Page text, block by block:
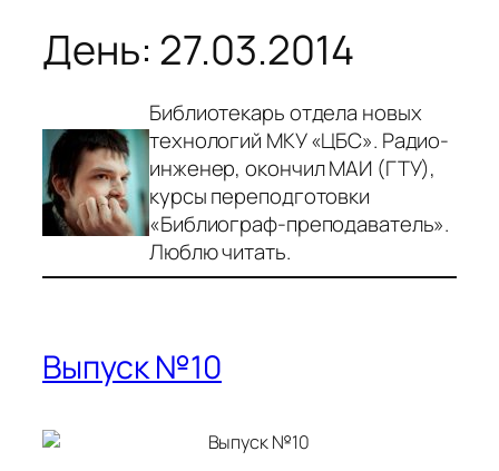
День: 27.03.2014
Библиотекарь отдела новых
технологий МКУ «ЦБС». Радио-
инженер, окончил МАИ (ГТУ),
курсы переподготовки
«Библиограф-преподаватель».
Люблю читать.
Выпуск №10